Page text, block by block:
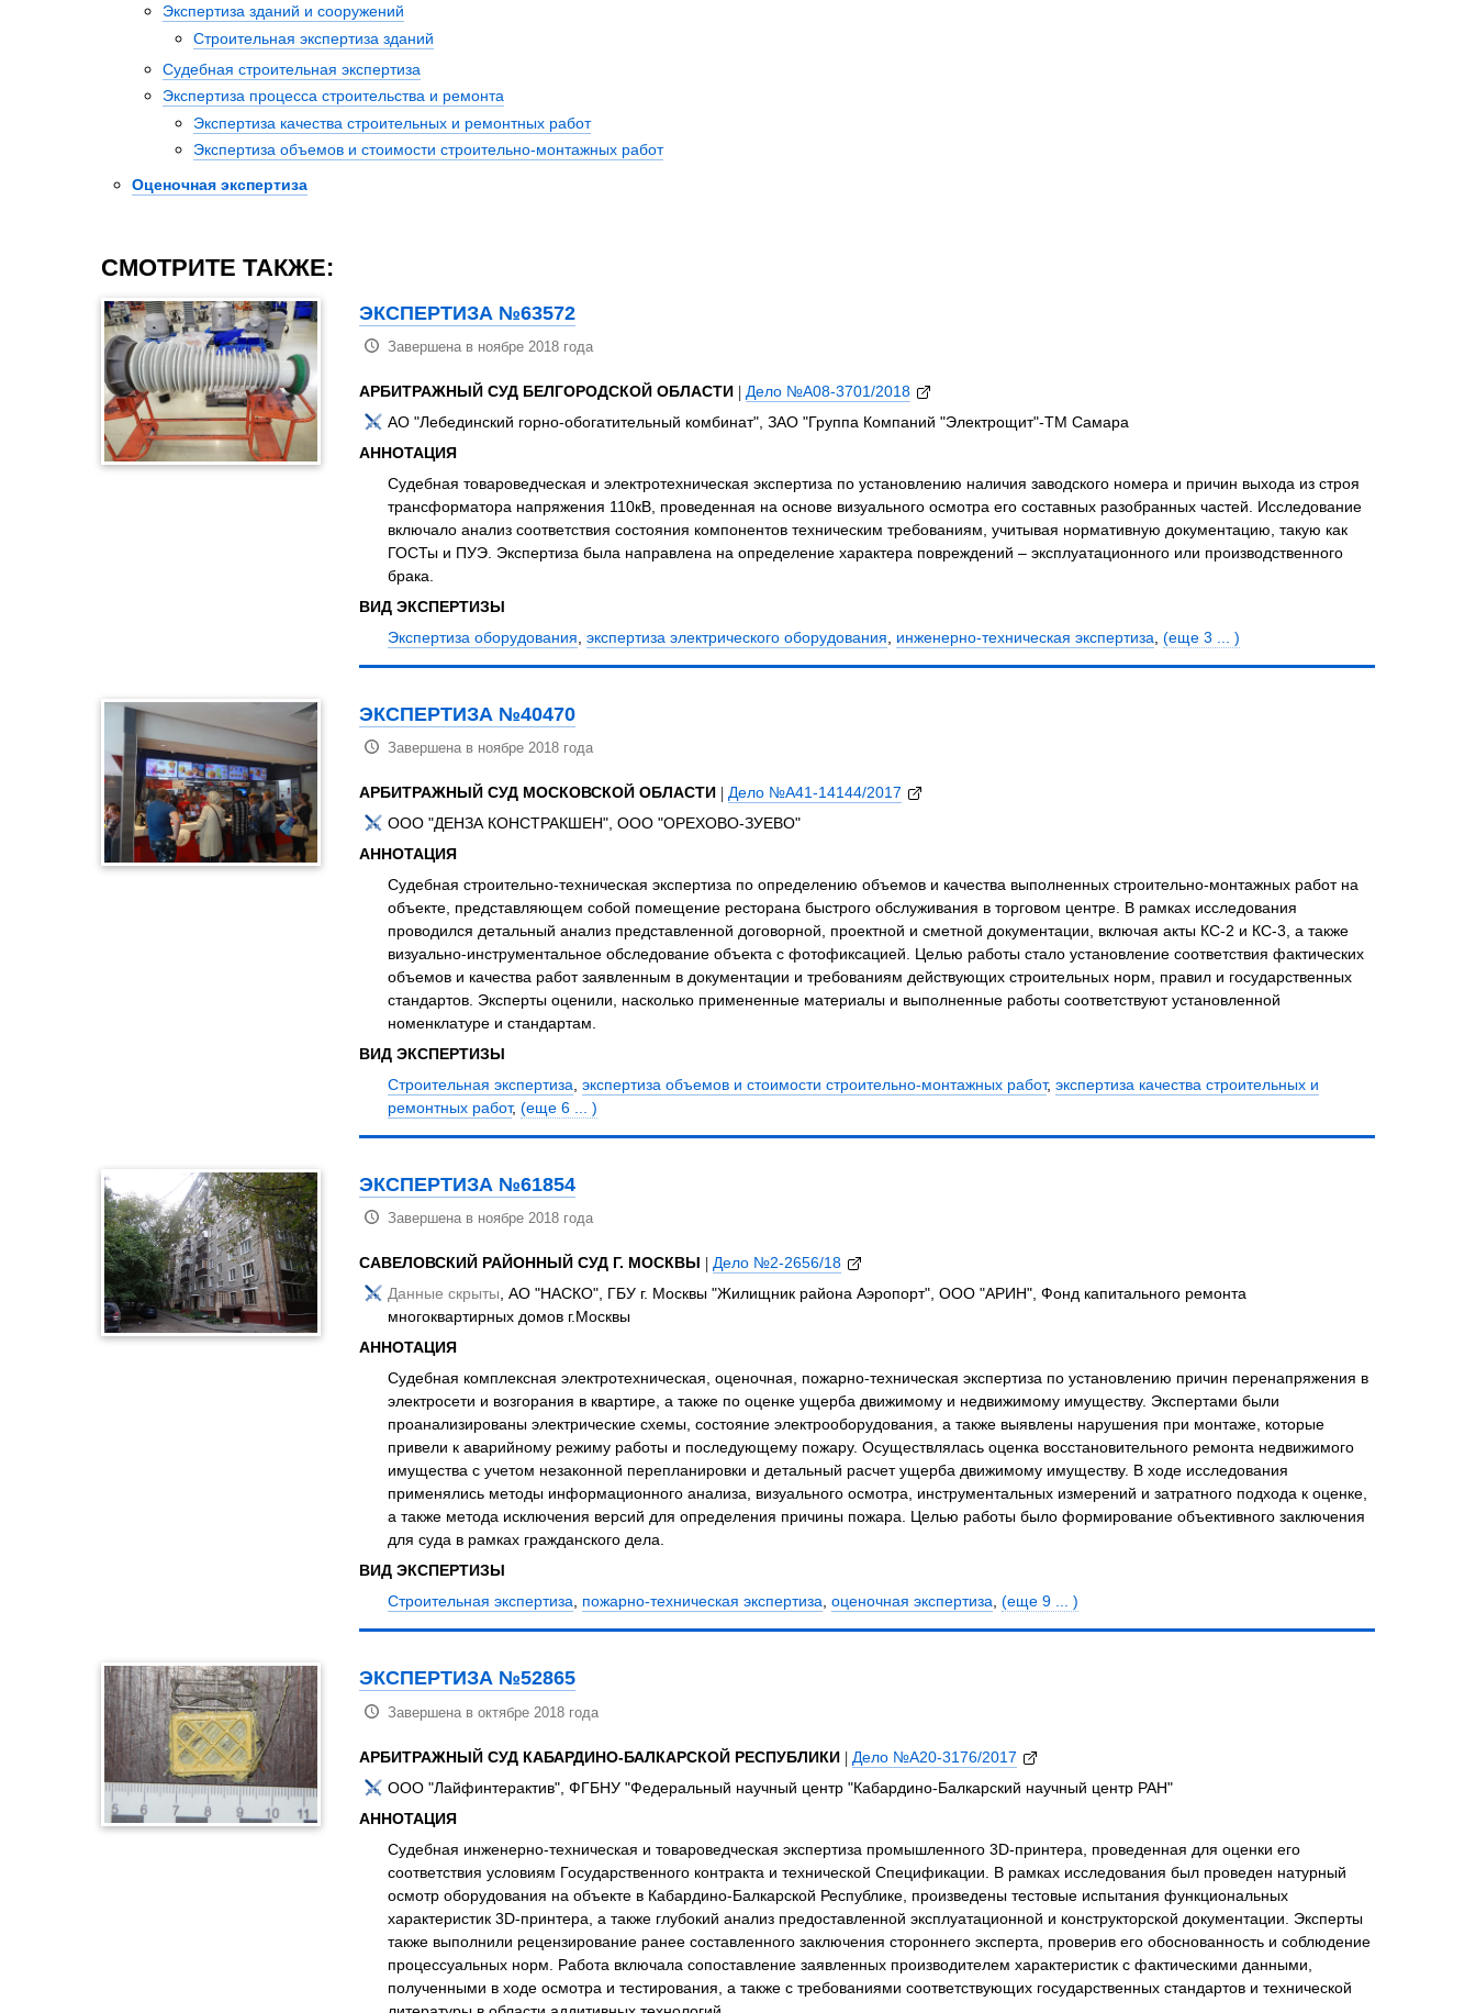
Экспертиза зданий и сооружений
Строительная экспертиза зданий
Судебная строительная экспертиза
Экспертиза процесса строительства и ремонта
Экспертиза качества строительных и ремонтных работ
Экспертиза объемов и стоимости строительно-монтажных работ
Оценочная экспертиза
СМОТРИТЕ ТАКЖЕ:
ЭКСПЕРТИЗА №63572
Завершена в ноябре 2018 года
АРБИТРАЖНЫЙ СУД БЕЛГОРОДСКОЙ ОБЛАСТИ | Дело №А08-3701/2018
АО "Лебединский горно-обогатительный комбинат", ЗАО "Группа Компаний "Электрощит"-ТМ Самара
АННОТАЦИЯ
Судебная товароведческая и электротехническая экспертиза по установлению наличия заводского номера и причин выхода из строя
трансформатора напряжения 110кВ, проведенная на основе визуального осмотра его составных разобранных частей. Исследование
включало анализ соответствия состояния компонентов техническим требованиям, учитывая нормативную документацию, такую как
ГОСТы и ПУЭ. Экспертиза была направлена на определение характера повреждений – эксплуатационного или производственного
брака.
ВИД ЭКСПЕРТИЗЫ
Экспертиза оборудования, экспертиза электрического оборудования, инженерно-техническая экспертиза, (еще 3 ... )
ЭКСПЕРТИЗА №40470
Завершена в ноябре 2018 года
АРБИТРАЖНЫЙ СУД МОСКОВСКОЙ ОБЛАСТИ | Дело №А41-14144/2017
ООО "ДЕНЗА КОНСТРАКШЕН", ООО "ОРЕХОВО-ЗУЕВО"
АННОТАЦИЯ
Судебная строительно-техническая экспертиза по определению объемов и качества выполненных строительно-монтажных работ на
объекте, представляющем собой помещение ресторана быстрого обслуживания в торговом центре. В рамках исследования
проводился детальный анализ представленной договорной, проектной и сметной документации, включая акты КС-2 и КС-3, а также
визуально-инструментальное обследование объекта с фотофиксацией. Целью работы стало установление соответствия фактических
объемов и качества работ заявленным в документации и требованиям действующих строительных норм, правил и государственных
стандартов. Эксперты оценили, насколько примененные материалы и выполненные работы соответствуют установленной
номенклатуре и стандартам.
ВИД ЭКСПЕРТИЗЫ
Строительная экспертиза, экспертиза объемов и стоимости строительно-монтажных работ, экспертиза качества строительных и
ремонтных работ, (еще 6 ... )
ЭКСПЕРТИЗА №61854
Завершена в ноябре 2018 года
САВЕЛОВСКИЙ РАЙОННЫЙ СУД Г. МОСКВЫ | Дело №2-2656/18
Данные скрыты, АО "НАСКО", ГБУ г. Москвы "Жилищник района Аэропорт", ООО "АРИН", Фонд капитального ремонта
многоквартирных домов г.Москвы
АННОТАЦИЯ
Судебная комплексная электротехническая, оценочная, пожарно-техническая экспертиза по установлению причин перенапряжения в
электросети и возгорания в квартире, а также по оценке ущерба движимому и недвижимому имуществу. Экспертами были
проанализированы электрические схемы, состояние электрооборудования, а также выявлены нарушения при монтаже, которые
привели к аварийному режиму работы и последующему пожару. Осуществлялась оценка восстановительного ремонта недвижимого
имущества с учетом незаконной перепланировки и детальный расчет ущерба движимому имуществу. В ходе исследования
применялись методы информационного анализа, визуального осмотра, инструментальных измерений и затратного подхода к оценке,
а также метода исключения версий для определения причины пожара. Целью работы было формирование объективного заключения
для суда в рамках гражданского дела.
ВИД ЭКСПЕРТИЗЫ
Строительная экспертиза, пожарно-техническая экспертиза, оценочная экспертиза, (еще 9 ... )
ЭКСПЕРТИЗА №52865
Завершена в октябре 2018 года
АРБИТРАЖНЫЙ СУД КАБАРДИНО-БАЛКАРСКОЙ РЕСПУБЛИКИ | Дело №А20-3176/2017
ООО "Лайфинтерактив", ФГБНУ "Федеральный научный центр "Кабардино-Балкарский научный центр РАН"
АННОТАЦИЯ
Судебная инженерно-техническая и товароведческая экспертиза промышленного 3D-принтера, проведенная для оценки его
соответствия условиям Государственного контракта и технической Спецификации. В рамках исследования был проведен натурный
осмотр оборудования на объекте в Кабардино-Балкарской Республике, произведены тестовые испытания функциональных
характеристик 3D-принтера, а также глубокий анализ предоставленной эксплуатационной и конструкторской документации. Эксперты
также выполнили рецензирование ранее составленного заключения стороннего эксперта, проверив его обоснованность и соблюдение
процессуальных норм. Работа включала сопоставление заявленных производителем характеристик с фактическими данными,
полученными в ходе осмотра и тестирования, а также с требованиями соответствующих государственных стандартов и технической